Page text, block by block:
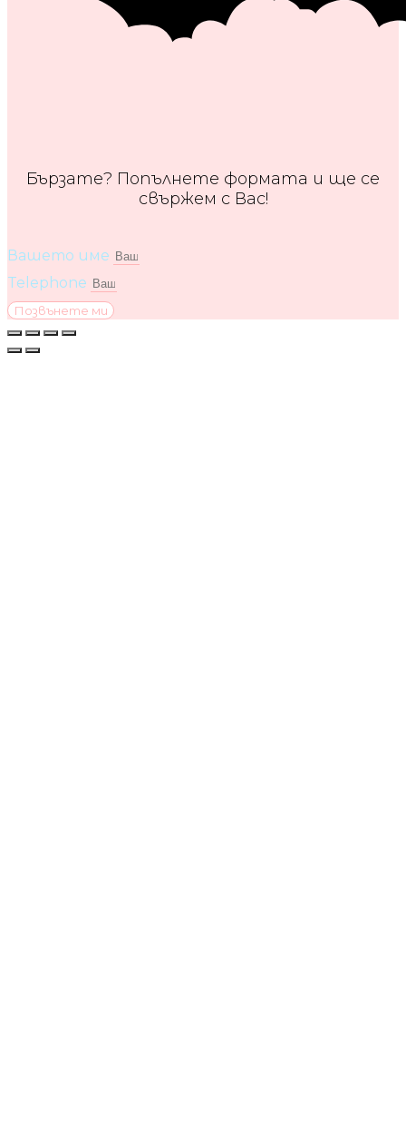
Бързате? Попълнете формата и ще се
свържем с Вас!
Вашето име
Telephone
Позвънете ми